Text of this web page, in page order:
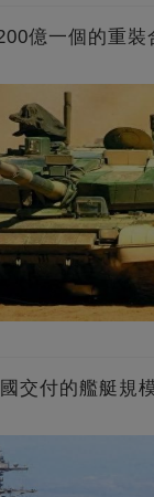
億一個的重裝
交付的艦艇規